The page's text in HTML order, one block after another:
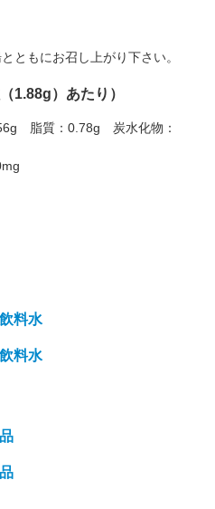
ともにお召し上がり下さい。
1.88g）あたり）
脂質：0.78g 炭水化物：
料水
料水